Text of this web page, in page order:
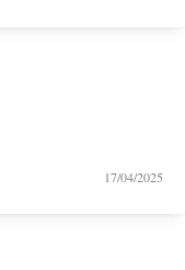
17/04/2025